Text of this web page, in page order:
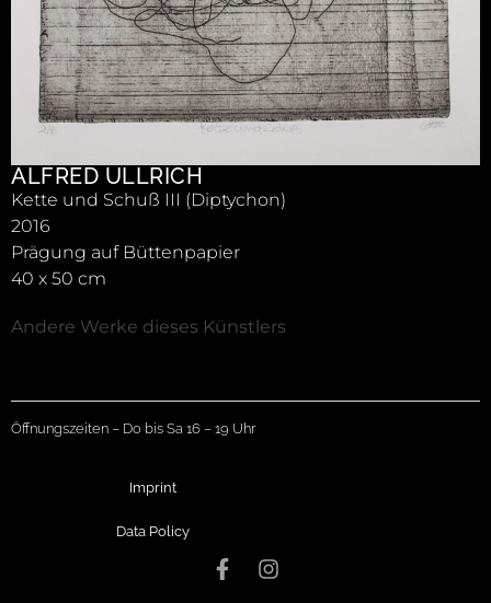
ALFRED ULLRICH
Kette und Schuß III (Diptychon)
2016
Prägung auf Büttenpapier
40 x 50 cm
Andere Werke dieses Künstlers
Öffnungszeiten – Do bis Sa 16 – 19 Uhr
Imprint
Data Policy